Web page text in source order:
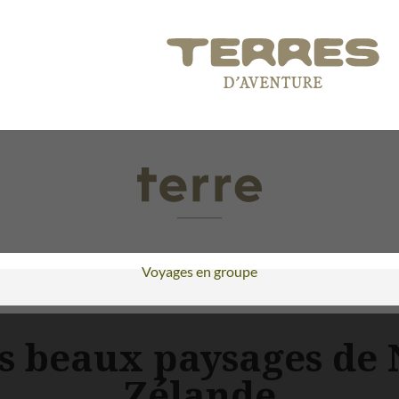
Voyages en groupe
beaux paysages de